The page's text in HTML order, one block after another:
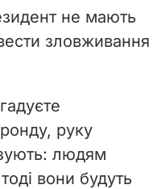
не мають
зловживання
руку
людям
вони будуть